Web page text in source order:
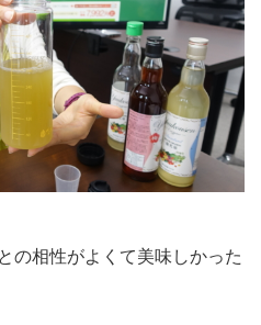
の相性がよくて美味しかった